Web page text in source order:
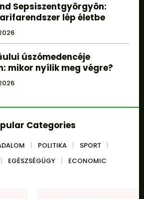
Sepsiszentgyörgyön:
lép életbe
úszómedencéje
mikor nyílik meg végre?
Categories
POLITIKA
SPORT
EGÉSZSÉGÜGY ECONOMIC